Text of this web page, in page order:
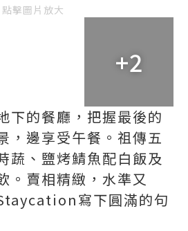
點擊圖片放大
+2
下的餐廳，把握最後的
，邊享受午餐。祖傳五
蔬、鹽烤鯖魚配白飯及
。賣相精緻，水準又
寫下圓滿的句